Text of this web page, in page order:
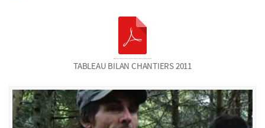
TABLEAU BILAN CHANTIERS 2011